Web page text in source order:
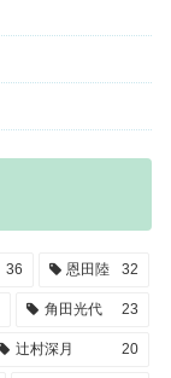
36 恩田陸 32
角田光代 23
辻村深月 20